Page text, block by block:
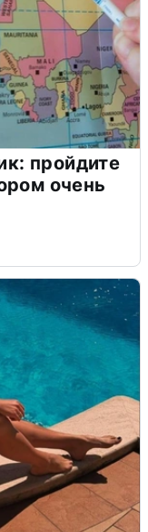
пройдите
очень